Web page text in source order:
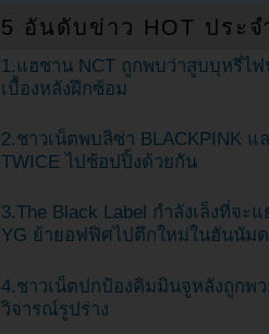
5 อันดับข่าว HOT ประจ
1.แฮชาน NCT ถูกพบว่าสูบบุหรี่ไฟ
เบื้องหลังฝึกซ้อม
2.ชาวเน็ตพบลิซ่า BLACKPINK แ
TWICE ไปช้อปปิ้งด้วยกัน
3.The Black Label กำลังเล็งที่จะ
YG ย้ายอฟฟิศไปตึกใหม่ในฮันนัม
4.ชาวเน็ตปกป้องคิมมินจูหลังถูกพว
วิจารณ์รูปร่าง